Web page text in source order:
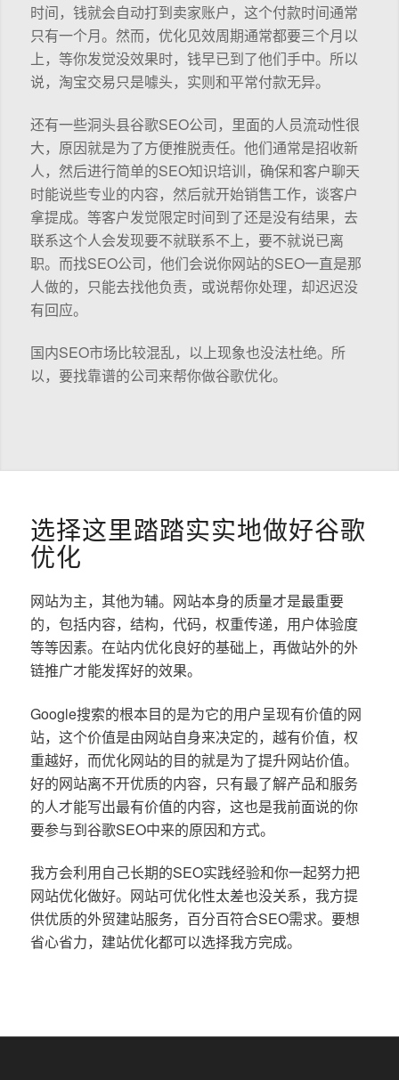
时间，钱就会自动打到卖家账户，这个付款时间通常
只有一个月。然而，优化见效周期通常都要三个月以
上，等你发觉没效果时，钱早已到了他们手中。所以
说，淘宝交易只是噱头，实则和平常付款无异。
还有一些洞头县谷歌SEO公司，里面的人员流动性很
大，原因就是为了方便推脱责任。他们通常是招收新
人，然后进行简单的SEO知识培训，确保和客户聊天
时能说些专业的内容，然后就开始销售工作，谈客户
拿提成。等客户发觉限定时间到了还是没有结果，去
联系这个人会发现要不就联系不上，要不就说已离
职。而找SEO公司，他们会说你网站的SEO一直是那
人做的，只能去找他负责，或说帮你处理，却迟迟没
有回应。
国内SEO市场比较混乱，以上现象也没法杜绝。所
以，要找靠谱的公司来帮你做谷歌优化。
选择这里踏踏实实地做好谷歌
优化
网站为主，其他为辅。网站本身的质量才是最重要
的，包括内容，结构，代码，权重传递，用户体验度
等等因素。在站内优化良好的基础上，再做站外的外
链推广才能发挥好的效果。
Google搜索的根本目的是为它的用户呈现有价值的网
站，这个价值是由网站自身来决定的，越有价值，权
重越好，而优化网站的目的就是为了提升网站价值。
好的网站离不开优质的内容，只有最了解产品和服务
的人才能写出最有价值的内容，这也是我前面说的你
要参与到谷歌SEO中来的原因和方式。
我方会利用自己长期的SEO实践经验和你一起努力把
网站优化做好。网站可优化性太差也没关系，我方提
供优质的外贸建站服务，百分百符合SEO需求。要想
省心省力，建站优化都可以选择我方完成。